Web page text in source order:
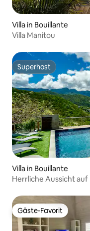
Villa in Bouillante
Villa Manitou
Superhost
Superhost
Villa in Bouillante
Herrliche Aussicht auf
Gäste-Favorit
Gäste-Favorit